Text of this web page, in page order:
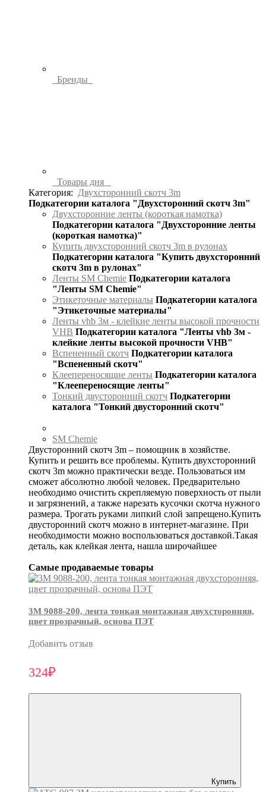
Бренды
Товары дня
Категория:
Двухсторонний скотч 3m
Подкатегории каталога "Двухсторонний скотч 3m"
Двухсторонние ленты (короткая намотка)
Подкатегории каталога "Двухсторонние ленты
(короткая намотка)"
Купить двухсторонний скотч 3m в рулонах
Подкатегории каталога "Купить двухсторонний
скотч 3m в рулонах"
Ленты SM Chemie Подкатегории каталога
"Ленты SM Chemie"
Этикеточные материалы Подкатегории каталога
"Этикеточные материалы"
Ленты vhb 3м - клейкие ленты высокой прочности
VHB Подкатегории каталога "Ленты vhb 3м -
клейкие ленты высокой прочности VHB"
Вспененный скотч Подкатегории каталога
"Вспененный скотч"
Клеепереносящие ленты Подкатегории каталога
"Клеепереносящие ленты"
Тонкий двусторонний скотч Подкатегории
каталога "Тонкий двусторонний скотч"
SM Chemie
Двусторонний скотч 3m – помощник в хозяйстве.
Купить и решить все проблемы. Купить двухсторонний
скотч 3m можно практически везде. Пользоваться им
сможет абсолютно любой человек. Предварительно
необходимо очистить скрепляемую поверхность от пыли
и загрязнений, а также нарезать кусочки скотча нужного
размера. Трогать руками липкий слой запрещено.Купить
двусторонний скотч можно в интернет-магазине. При
необходимости можно воспользоваться доставкой.Такая
деталь, как клейкая лента, нашла широчайшее
Самые продаваемые товары
3М 9088-200, лента тонкая монтажная двухсторонняя,
цвет прозрачный, основа ПЭТ
Добавить отзыв
324₽
Купить